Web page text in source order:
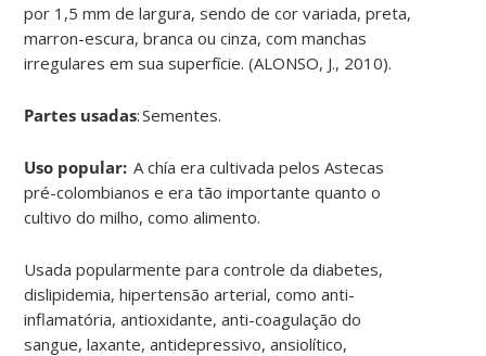
por 1,5 mm de largura, sendo de cor variada, preta,
marron-escura, branca ou cinza, com manchas
irregulares em sua superfície. (ALONSO, J., 2010).
Partes usadas:Sementes.
Uso popular: A chía era cultivada pelos Astecas
pré-colombianos e era tão importante quanto o
cultivo do milho, como alimento.
Usada popularmente para controle da diabetes,
dislipidemia, hipertensão arterial, como anti-
inflamatória, antioxidante, anti-coagulação do
sangue, laxante, antidepressivo, ansiolítico,